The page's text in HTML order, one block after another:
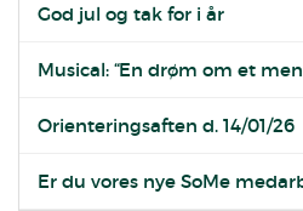
God jul og tak for i år
Musical: “En drøm om et
Orienteringsaften d. 14/01/26
Er du vores nye SoMe